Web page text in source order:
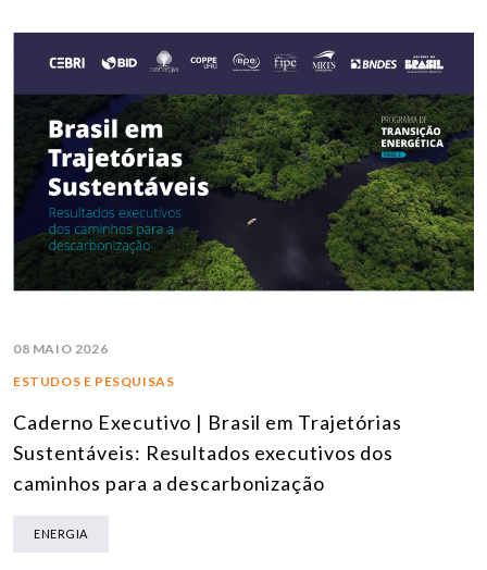
08 MAIO 2026
ESTUDOS E PESQUISAS
Caderno Executivo | Brasil em Trajetórias
Sustentáveis: Resultados executivos dos
caminhos para a descarbonização
ENERGIA